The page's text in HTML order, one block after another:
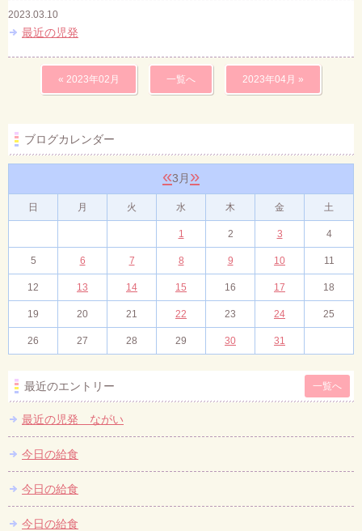
2023.03.10
最近の児発
« 2023年02月 一覧へ 2023年04月 »
ブログカレンダー
«3月 »
日 月 火 水 木 金 土
1 2 3 4
5 6 7 8 9 10 11
12 13 14 15 16 17 18
19 20 21 22 23 24 25
26 27 28 29 30 31
最近のエントリー 一覧へ
最近の児発 ながい
今日の給食
今日の給食
今日の給食